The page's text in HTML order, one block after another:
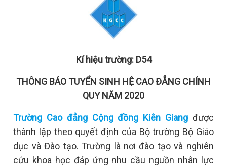
Kí hiệu trường: D54
THÔNG BÁO TUYỂN SINH HỆ CAO ĐẲNG CHÍNH
QUY NĂM 2020
Trường Cao đẳng Cộng đồng Kiên Giang được
thành lập theo quyết định của Bộ trường Bộ Giáo
dục và Đào tạo. Trường là nơi đào tạo và nghiên
cứu khoa học đáp ứng nhu cầu nguồn nhân lực